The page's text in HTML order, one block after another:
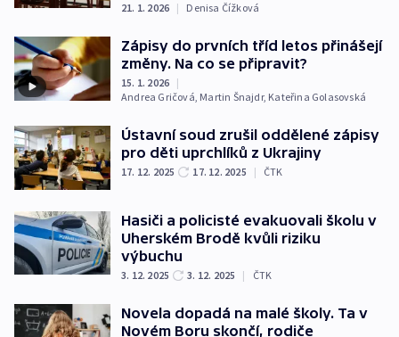
21. 1. 2026 | Denisa Čížková
Zápisy do prvních tříd letos přinášejí
změny. Na co se připravit?
15. 1. 2026 |
Andrea Gričová, Martin Šnajdr, Kateřina Golasovská
Ústavní soud zrušil oddělené zápisy
pro děti uprchlíků z Ukrajiny
17. 12. 2025 17. 12. 2025 | ČTK
Hasiči a policisté evakuovali školu v
Uherském Brodě kvůli riziku
výbuchu
3. 12. 2025 3. 12. 2025 | ČTK
Novela dopadá na malé školy. Ta v
Novém Boru skončí, rodiče